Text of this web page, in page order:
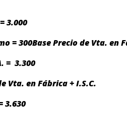
3.000
= 300Base Precio de Vta. en
= 3.300
Vta. en Fábrica + I.S.C.
3.630